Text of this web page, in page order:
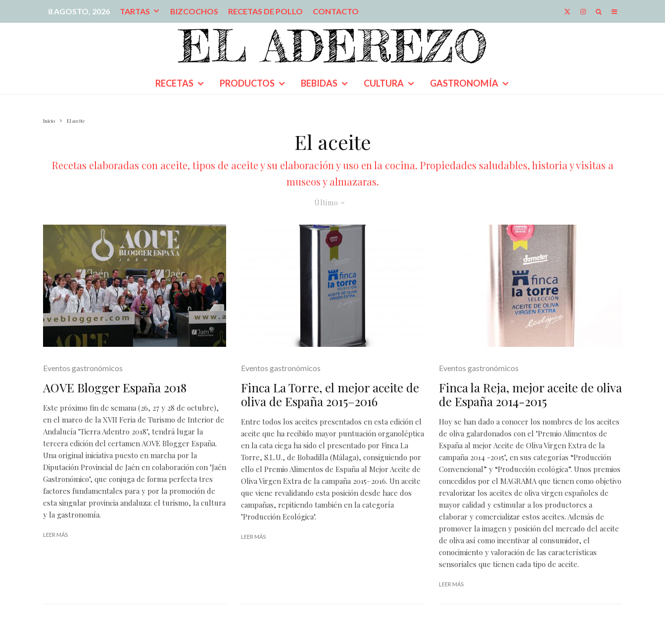
8 AGOSTO, 2026 TARTAS BIZCOCHOS RECETAS DE POLLO CONTACTO
RECETAS PRODUCTOS BEBIDAS CULTURA GASTRONOMÍA
Inicio El aceite
El aceite
Recetas elaboradas con aceite, tipos de aceite y su elaboración y uso en la cocina. Propiedades saludables, historia y visitas a
museos y almazaras.
Último
Eventos gastronómicos
AOVE Blogger España 2018
Este próximo fin de semana (26, 27 y 28 de octubre),
en el marco de la XVII Feria de Turismo de Interior de
Andalucía "Tierra Adentro 2018", tendrá lugar la
tercera edición del certamen AOVE Blogger España.
Una original iniciativa puesto en marcha por la
Diputación Provincial de Jaén en colaboración con "Jaén
Gastronómico", que conjuga de forma perfecta tres
factores fundamentales para y por la promoción de
esta singular provincia andaluza: el turismo, la cultura
y la gastronomía.
LEER MÁS
Eventos gastronómicos
Finca La Torre, el mejor aceite de
oliva de España 2015–2016
Entre todos los aceites presentados en esta edición el
aceite que ha recibido mayor puntuación organoléptica
en la cata ciega ha sido el presentado por Finca La
Torre, S.L.U., de Bobadilla (Málaga), consiguiendo por
ello el Premio Alimentos de España al Mejor Aceite de
Oliva Virgen Extra de la campaña 2015–2016. Un aceite
que viene revalidando esta posición desde hace dos
campañas, repitiendo también en la categoría
"Producción Ecológica".
LEER MÁS
Eventos gastronómicos
Finca la Reja, mejor aceite de oliva
de España 2014-2015
Hoy se han dado a conocer los nombres de los aceites
de oliva galardonados con el "Premio Alimentos de
España al mejor Aceite de Oliva Virgen Extra de la
campaña 2014 -2015", en sus categorías “Producción
Convencional” y “Producción ecológica”. Unos premios
concedidos por el MAGRAMA que tienen como objetivo
revalorizar los aceites de oliva virgen españoles de
mayor calidad y estimular a los productores a
elaborar y comercializar estos aceites. Además de
promover la imagen y posición del mercado del aceite
de oliva así como incentivar al consumidor, el
conocimiento y valoración de las características
sensoriales que tienen cada tipo de aceite.
LEER MÁS